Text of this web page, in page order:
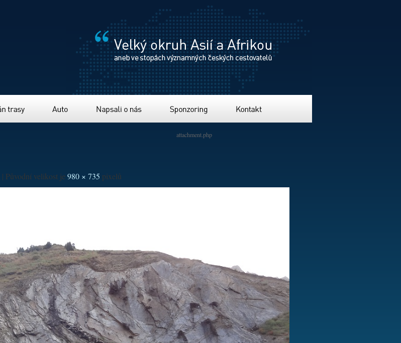
attachment.php
| Původní velikost je 980 × 735 pixelů